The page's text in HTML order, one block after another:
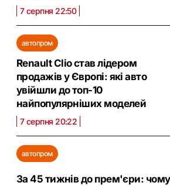
7 серпня 22:50
автопром
Renault Clio став лідером
продажів у Європі: які авто
увійшли до топ-10
найпопулярніших моделей
7 серпня 20:22
автопром
За 45 тижнів до прем'єри: чому